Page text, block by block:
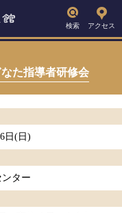
検索 アクセス
た指導者研修会
日(日)
ター